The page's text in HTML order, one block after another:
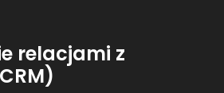
relacjami z